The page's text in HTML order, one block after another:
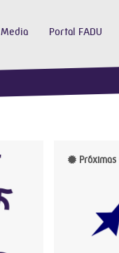
Media Portal FADU
Próximas